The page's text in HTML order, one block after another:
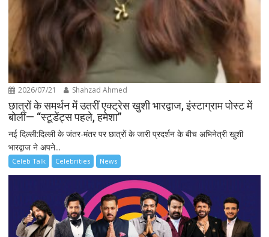
2026/07/21 Shahzad Ahmed
छात्रों के समर्थन में उतरीं एक्ट्रेस खुशी भारद्वाज, इंस्टाग्राम पोस्ट में
बोलीं— “स्टूडेंट्स पहले, हमेशा”
नई दिल्ली:दिल्ली के जंतर-मंतर पर छात्रों के जारी प्रदर्शन के बीच अभिनेत्री खुशी
भारद्वाज ने अपने...
Celeb Talk Celebrities News